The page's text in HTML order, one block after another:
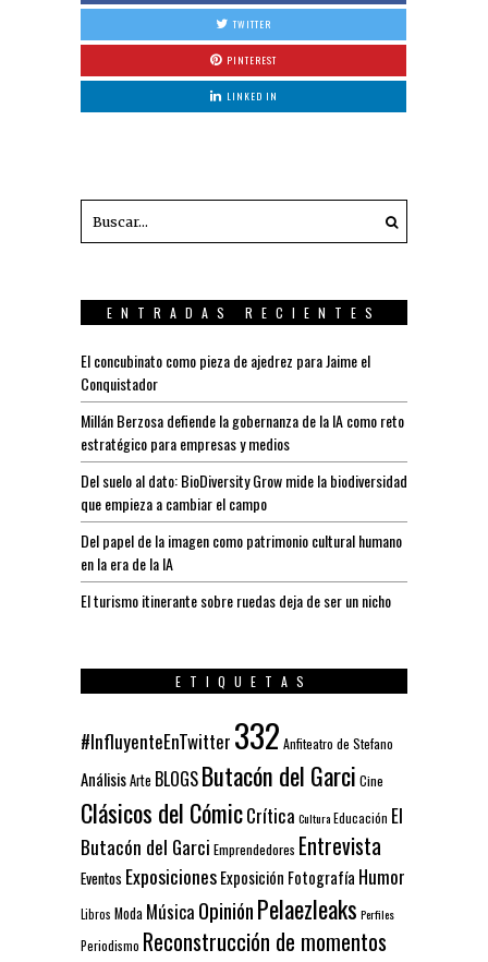
TWITTER
PINTEREST
LINKED IN
ENTRADAS RECIENTES
El concubinato como pieza de ajedrez para Jaime el
Conquistador
Millán Berzosa defiende la gobernanza de la IA como reto
estratégico para empresas y medios
Del suelo al dato: BioDiversity Grow mide la biodiversidad
que empieza a cambiar el campo
Del papel de la imagen como patrimonio cultural humano
en la era de la IA
El turismo itinerante sobre ruedas deja de ser un nicho
ETIQUETAS
#InfluyenteEnTwitter 332 Anfiteatro de Stefano
AnálisisArte BLOGSButacón del Garci Cine
Clásicos del CómicCrítica CulturaEducación El
Butacón del Garci Emprendedores Entrevista
Eventos ExposicionesExposición Fotografía Humor
Libros Moda Música OpiniónPelaezleaks Perfiles
Periodismo Reconstrucción de momentos